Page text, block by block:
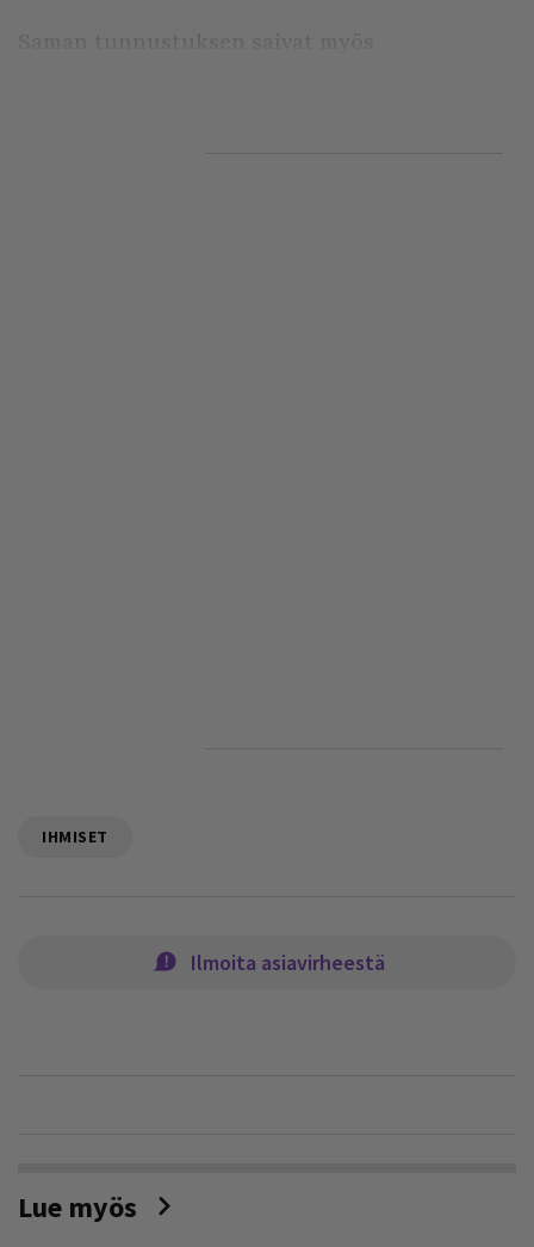
IHMISET
Ilmoita asiavirheestä
Lue myös